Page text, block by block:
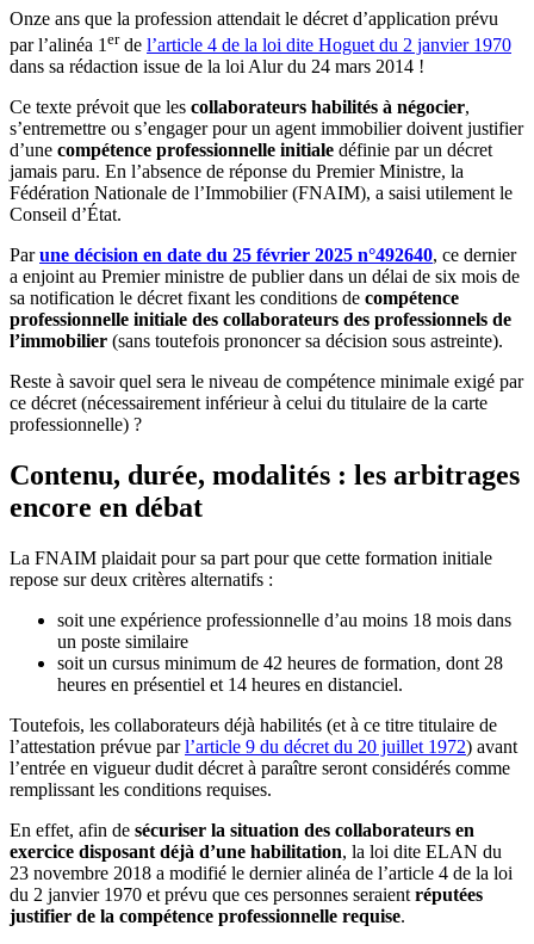
Onze ans que la profession attendait le décret d’application prévu
par l’alinéa 1 erde l’article 4 de la loi dite Hoguet du 2 janvier 1970
dans sa rédaction issue de la loi Alur du 24 mars 2014 !
Ce texte prévoit que les collaborateurs habilités à négocier,
s’entremettre ou s’engager pour un agent immobilier doivent justifier
d’une compétence professionnelle initiale définie par un décret
jamais paru. En l’absence de réponse du Premier Ministre, la
Fédération Nationale de l’Immobilier (FNAIM), a saisi utilement le
Conseil d’État.
Parune décision en date du 25 février 2025 n°492640, ce dernier
a enjoint au Premier ministre de publier dans un délai de six mois de
sa notification le décret fixant les conditions de compétence
professionnelle initiale des collaborateurs des professionnels de
l’immobilier (sans toutefois prononcer sa décision sous astreinte).
Reste à savoir quel sera le niveau de compétence minimale exigé par
ce décret (nécessairement inférieur à celui du titulaire de la carte
professionnelle) ?
Contenu, durée, modalités : les arbitrages
encore en débat
La FNAIM plaidait pour sa part pour que cette formation initiale
repose sur deux critères alternatifs :
soit une expérience professionnelle d’au moins 18 mois dans
un poste similaire
soit un cursus minimum de 42 heures de formation, dont 28
heures en présentiel et 14 heures en distanciel.
Toutefois, les collaborateurs déjà habilités (et à ce titre titulaire de
l’attestation prévue parl’article 9 du décret du 20 juillet 1972) avant
l’entrée en vigueur dudit décret à paraître seront considérés comme
remplissant les conditions requises.
En effet, afin de sécuriser la situation des collaborateurs en
exercice disposant déjà d’une habilitation, la loi dite ELAN du
23 novembre 2018 a modifié le dernier alinéa de l’article 4 de la loi
du 2 janvier 1970 et prévu que ces personnes seraient réputées
justifier de la compétence professionnelle requise.